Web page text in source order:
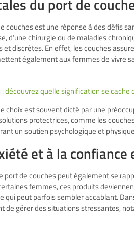
couches est une réponse à des défis
d’une chirurgie ou de maladies
discrètes. En effet, les couches
également aux femmes de vivre
: découvrez quelle signification se cache
choix est souvent dicté par une
protectrices, comme les
un soutien psychologique et
et à la confiance
port de couches peut également se
femmes, ces produits
qui peut parfois sembler accablant.
de gérer des situations stressantes,